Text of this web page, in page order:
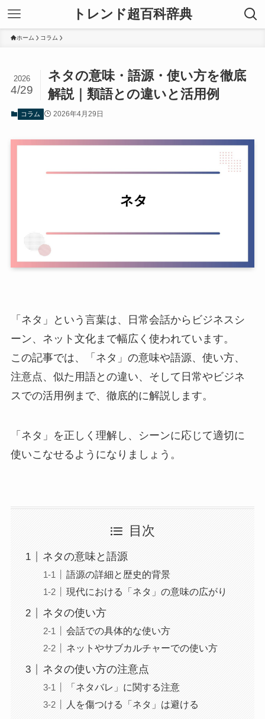
トレンド超百科辞典
ホーム コラム
ネタの意味・語源・使い方を徹底
解説｜類語との違いと活用例
2026
4/29
コラム 2026年4月29日
「ネタ」という言葉は、日常会話からビジネスシ
ーン、ネット文化まで幅広く使われています。
この記事では、「ネタ」の意味や語源、使い方、
注意点、似た用語との違い、そして日常やビジネ
スでの活用例まで、徹底的に解説します。
「ネタ」を正しく理解し、シーンに応じて適切に
使いこなせるようになりましょう。
目次
ネタの意味と語源
語源の詳細と歴史的背景
現代における「ネタ」の意味の広がり
ネタの使い方
会話での具体的な使い方
ネットやサブカルチャーでの使い方
ネタの使い方の注意点
「ネタバレ」に関する注意
人を傷つける「ネタ」は避ける